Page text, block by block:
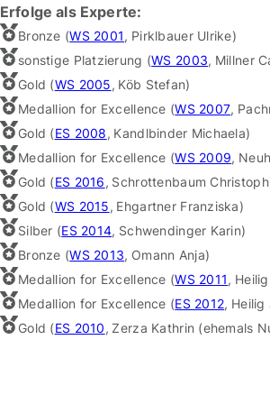
Erfolge als Experte:
Bronze (WS 2001, Pirklbauer Ulrike)
sonstige Platzierung (WS 2003, Millner
Gold (WS 2005, Köb Stefan)
Medallion for Excellence (WS 2007,
Gold (ES 2008, Kandlbinder Michaela)
Medallion for Excellence (WS 2009,
Gold (ES 2016, Schrottenbaum Christoph
Gold (WS 2015, Ehgartner Franziska)
Silber (ES 2014, Schwendinger Karin)
Bronze (WS 2013, Omann Anja)
Medallion for Excellence (WS 2011,
Medallion for Excellence (ES 2012, Heilig
Gold (ES 2010, Zerza Kathrin (ehemals